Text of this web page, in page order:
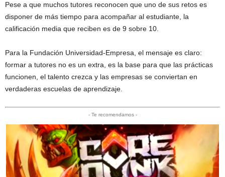
Pese a que muchos tutores reconocen que uno de sus retos es
disponer de más tiempo para acompañar al estudiante, la
calificación media que reciben es de 9 sobre 10.
Para la Fundación Universidad-Empresa, el mensaje es claro:
formar a tutores no es un extra, es la base para que las prácticas
funcionen, el talento crezca y las empresas se conviertan en
verdaderas escuelas de aprendizaje.
- Te recomendamos -